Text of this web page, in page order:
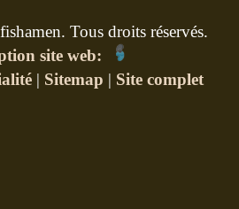
Tous droits réservés.
site web:
| Sitemap | Site complet